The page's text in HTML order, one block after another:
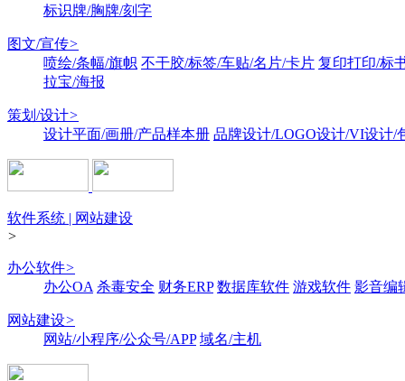
标识牌/胸牌/刻字
图文/宣传>
喷绘/条幅/旗帜 不干胶/标签/车贴/名片/卡片 复印打印/标
拉宝/海报
策划/设计>
设计平面/画册/产品样本册 品牌设计/LOGO设计/VI设计/
软件系统 | 网站建设
>
办公软件>
办公OA 杀毒安全 财务ERP 数据库软件 游戏软件 影音编
网站建设>
网站/小程序/公众号/APP 域名/主机